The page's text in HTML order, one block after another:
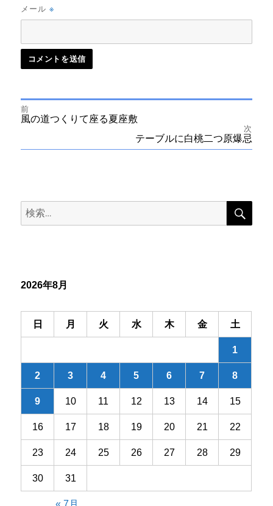
メール※
投
ゲ
ン
前
前
の
風の道つくりて座る夏座敷
次
テーブルに白桃二つ原爆忌
検
索:
検
2026年8月
日 月 火 水 木 金 土
1
2 3 4 5 6 7 8
9 10 11 12 13 14 15
16 17 18 19 20 21 22
23 24 25 26 27 28 29
30 31
« 7月